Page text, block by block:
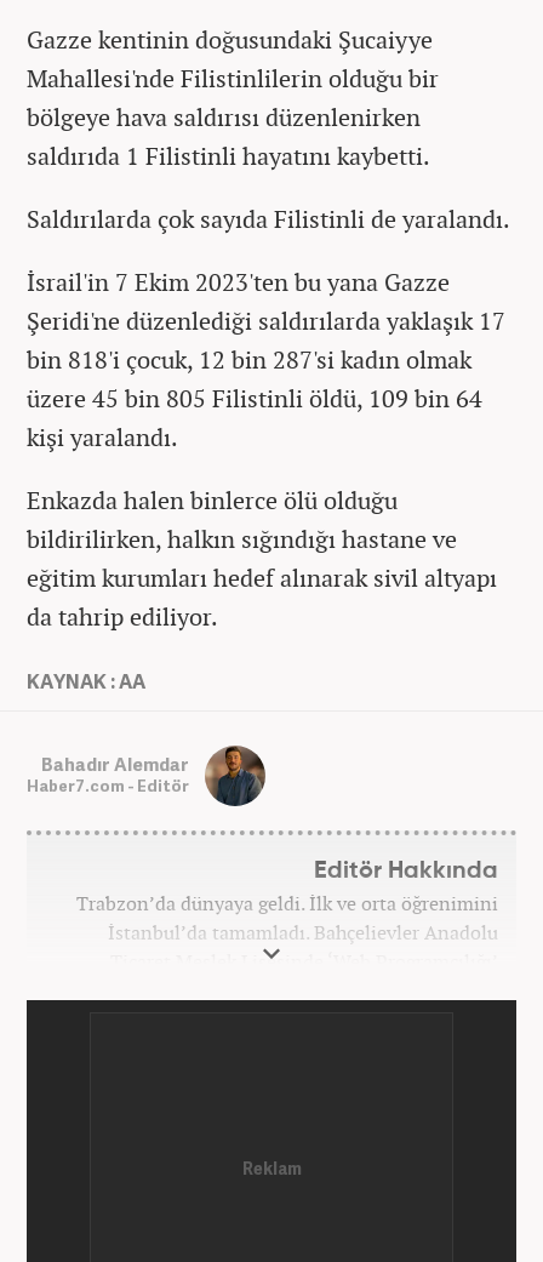
Gazze kentinin doğusundaki Şucaiyye
Mahallesi'nde Filistinlilerin olduğu bir
bölgeye hava saldırısı düzenlenirken
saldırıda 1 Filistinli hayatını kaybetti.
Saldırılarda çok sayıda Filistinli de yaralandı.
İsrail'in 7 Ekim 2023'ten bu yana Gazze
Şeridi'ne düzenlediği saldırılarda yaklaşık 17
bin 818'i çocuk, 12 bin 287'si kadın olmak
üzere 45 bin 805 Filistinli öldü, 109 bin 64
kişi yaralandı.
Enkazda halen binlerce ölü olduğu
bildirilirken, halkın sığındığı hastane ve
eğitim kurumları hedef alınarak sivil altyapı
da tahrip ediliyor.
KAYNAK : AA
Bahadır Alemdar
Haber7.com - Editör
Editör Hakkında
Trabzon’da dünyaya geldi. İlk ve orta öğrenimini
İstanbul’da tamamladı. Bahçelievler Anadolu
Ticaret Meslek Lisesinde ‘Web Programcılığı’
ve teknoloji kategorilerinde birçok haber ve